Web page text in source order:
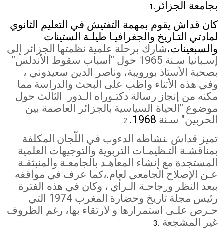
بجامعة الجزائر. 1
كان قداش يقوم بمهمة التفتيش في التعليم الثانوي
لمادتي التـاريخ والجغرافيـا طيلـة الستينات
والسبعينات،شارك برحلة علمية نظمتها الجزائر إلى
إسـبانيا سـنة 1965 حول "أسباب سقوط الأندلس"
بصحبة الأستاذ بورويبة، وناصر الدين سعيدوني ،
وفي هذه الأثناء واظب على البحث والدراسة مما
مكنه من إنجاز رسالة دكتـوراه الـدور
الثالث حول
موضوع "الحياة السياسية بالجزائر العاصمة بين
الحربين" سـنة 1968.
2
تميز قداش بنشاطه الدءوب في اللّجان المكلفة
بمناقشـة التنظيمـات التربوية والتوجيهات العلمية
المستجدة مع إنشاء المعاهـد بالجامعـة والمنبثقـة
عـن الإصلاح الجامعي لعام.،كما عرف في مواقفه
ببعد النظر ورجاحـة الـرأي ، وكان في هذه الفترة
رئيس مجلة تاريخ وحضارة المغرب 1974 التي
حـرص علـى استمرارها والارتقاء بها، رغم الظروف
غير المشجعة .
3